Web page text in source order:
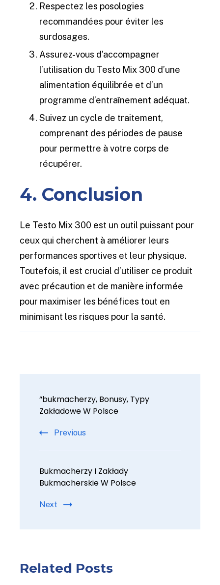
Respectez les posologies
recommandées pour éviter les
surdosages.
Assurez-vous d’accompagner
l’utilisation du Testo Mix 300 d’une
alimentation équilibrée et d’un
programme d’entraînement adéquat.
Suivez un cycle de traitement,
comprenant des périodes de pause
pour permettre à votre corps de
récupérer.
4. Conclusion
Le Testo Mix 300 est un outil puissant pour
ceux qui cherchent à améliorer leurs
performances sportives et leur physique.
Toutefois, il est crucial d’utiliser ce produit
avec précaution et de manière informée
pour maximiser les bénéfices tout en
minimisant les risques pour la santé.
“bukmacherzy, Bonusy, Typy
Zakładowe W Polsce
Previous
Bukmacherzy I Zakłady
Bukmacherskie W Polsce
Next
Related Posts